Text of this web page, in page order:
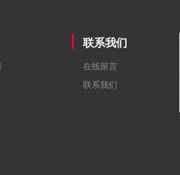
联系我们
在线留言
联系我们